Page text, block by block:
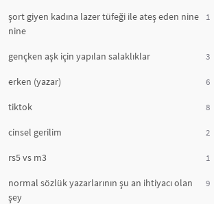
şort giyen kadına lazer tüfeği ile ateş eden nine
nine
1
gençken aşk için yapılan salaklıklar 3
erken (yazar) 6
tiktok 8
cinsel gerilim 2
rs5 vs m3 1
normal sözlük yazarlarının şu an ihtiyacı olan
şey
9